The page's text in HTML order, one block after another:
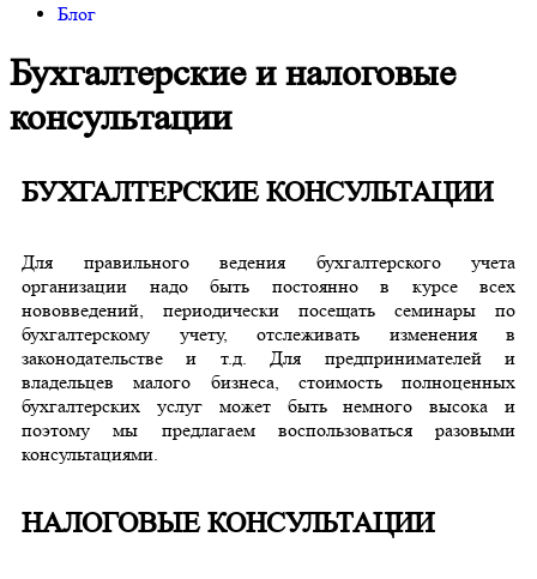
Блог
Бухгалтерские и налоговые
консультации
БУХГАЛТЕРСКИЕ КОНСУЛЬТАЦИИ
Для правильного ведения бухгалтерского учета
организации надо быть постоянно в курсе всех
нововведений, периодически посещать семинары по
бухгалтерскому учету, отслеживать изменения в
законодательстве и т.д. Для предпринимателей и
владельцев малого бизнеса, стоимость полноценных
бухгалтерских услуг может быть немного высока и
поэтому мы предлагаем воспользоваться разовыми
консультациями.
НАЛОГОВЫЕ КОНСУЛЬТАЦИИ